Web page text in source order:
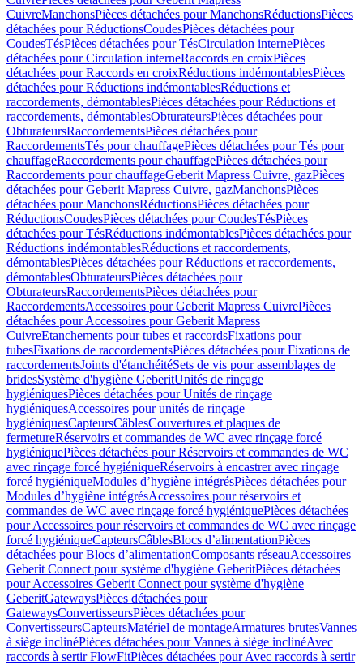
CuivreManchonsPièces détachées pour ManchonsRéductionsPièces
détachées pour RéductionsCoudesPièces détachées pour
CoudesTésPièces détachées pour TésCirculation internePièces
détachées pour Circulation interneRaccords en croixPièces
détachées pour Raccords en croixRéductions indémontablesPièces
détachées pour Réductions indémontablesRéductions et
raccordements, démontablesPièces détachées pour Réductions et
raccordements, démontablesObturateursPièces détachées pour
ObturateursRaccordementsPièces détachées pour
RaccordementsTés pour chauffagePièces détachées pour Tés pour
chauffageRaccordements pour chauffagePièces détachées pour
Raccordements pour chauffageGeberit Mapress Cuivre, gazPièces
détachées pour Geberit Mapress Cuivre, gazManchonsPièces
détachées pour ManchonsRéductionsPièces détachées pour
RéductionsCoudesPièces détachées pour CoudesTésPièces
détachées pour TésRéductions indémontablesPièces détachées pour
Réductions indémontablesRéductions et raccordements,
démontablesPièces détachées pour Réductions et raccordements,
démontablesObturateursPièces détachées pour
ObturateursRaccordementsPièces détachées pour
RaccordementsAccessoires pour Geberit Mapress CuivrePièces
détachées pour Accessoires pour Geberit Mapress
CuivreEtanchements pour tubes et raccordsFixations pour
tubesFixations de raccordementsPièces détachées pour Fixations de
raccordementsJoints d'étanchéitéSets de vis pour assemblages de
bridesSystème d'hygiène GeberitUnités de rinçage
hygiéniquesPièces détachées pour Unités de rinçage
hygiéniquesAccessoires pour unités de rinçage
hygiéniquesCapteursCâblesCouvertures et plaques de
fermetureRéservoirs et commandes de WC avec rinçage forcé
hygiéniquePièces détachées pour Réservoirs et commandes de WC
avec rinçage forcé hygiéniqueRéservoirs à encastrer avec rinçage
forcé hygiéniqueModules d’hygiène intégrésPièces détachées pour
Modules d’hygiène intégrésAccessoires pour réservoirs et
commandes de WC avec rinçage forcé hygiéniquePièces détachées
pour Accessoires pour réservoirs et commandes de WC avec rinçage
forcé hygiéniqueCapteursCâblesBlocs d’alimentationPièces
détachées pour Blocs d’alimentationComposants réseauAccessoires
Geberit Connect pour système d'hygiène GeberitPièces détachées
pour Accessoires Geberit Connect pour système d'hygiène
GeberitGatewaysPièces détachées pour
GatewaysConvertisseursPièces détachées pour
ConvertisseursCapteursMatériel de montageArmatures brutesVannes
à siège inclinéPièces détachées pour Vannes à siège inclinéAvec
raccords à sertir FlowFitPièces détachées pour Avec raccords à sertir